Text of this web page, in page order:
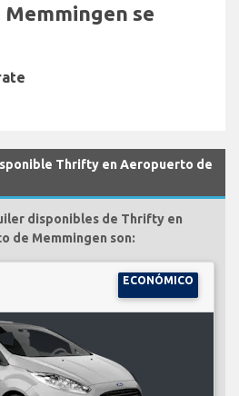
se
Thrifty en Aeropuerto de
disponibles de Thrifty en
de Memmingen son:
ECONÓMICO